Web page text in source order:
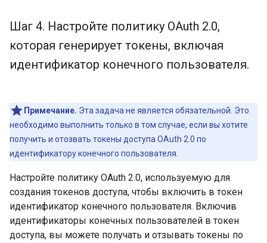
Шаг 4. Настройте политику OAuth 2.0,
которая генерирует токены, включая
идентификатор конечного пользователя.
Примечание. Эта задача не является обязательной. Это
необходимо выполнить только в том случае, если вы хотите
получить и отозвать токены доступа OAuth 2.0 по
идентификатору конечного пользователя.
Настройте политику OAuth 2.0, используемую для
создания токенов доступа, чтобы включить в токен
идентификатор конечного пользователя. Включив
идентификаторы конечных пользователей в токен
доступа, вы можете получать и отзывать токены по